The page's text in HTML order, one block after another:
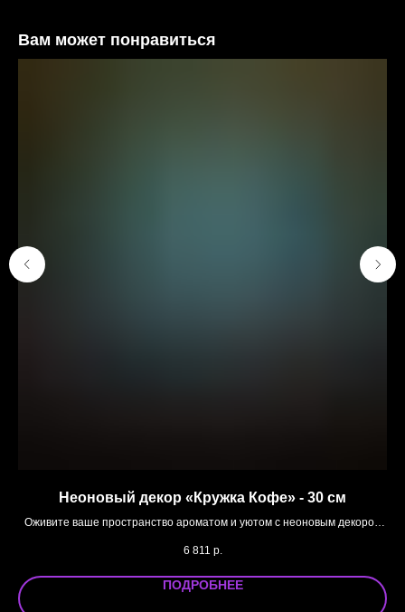
Вам может понравиться
Неоновый декор «Кружка Кофе» - 30 см
Оживите ваше пространство ароматом и уютом с неоновым декором
В наличии
6 811 р.
ПОДРОБНЕЕ